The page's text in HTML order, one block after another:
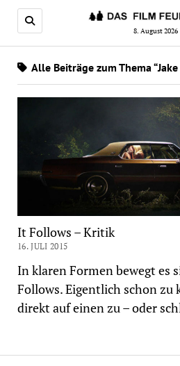
8. August 2026
Alle Beiträge zum Thema “Jake
It Follows – Kritik
16. JULI 2015
In klaren Formen bewegt es
Follows. Eigentlich schon zu
direkt auf einen zu – oder